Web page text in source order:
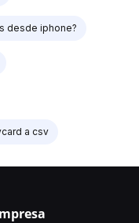
desde iphone?
a csv